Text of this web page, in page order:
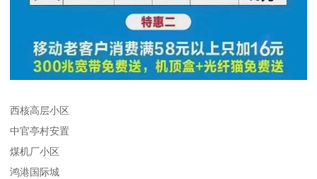
西核高层小区
中官亭村安置
煤机厂小区
鸿港国际城